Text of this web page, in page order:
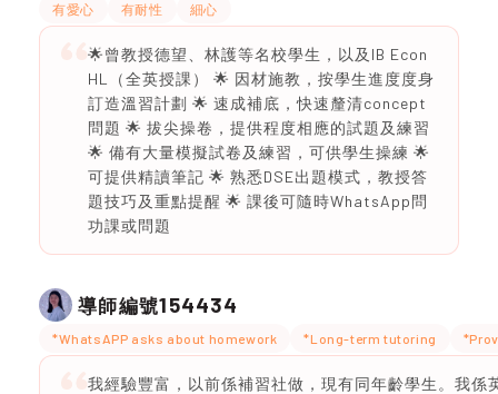
有愛心 有耐性 細心
🌟曾教授德望、林護等名校學生，以及IB Econ
HL（全英授課） 🌟 因材施教，按學生進度度身
訂造溫習計劃 🌟 速成補底，快速釐清concept
問題 🌟 拔尖操卷，提供程度相應的試題及練習
🌟 備有大量模擬試卷及練習，可供學生操練 🌟
可提供精讀筆記 🌟 熟悉DSE出題模式，教授答
題技巧及重點提醒 🌟 課後可隨時WhatsApp問
功課或問題
導師編號154434
*WhatsAPP asks about homework *Long-term tutoring
我經驗豐富，以前係補習社做，現有同年齡學生。我係